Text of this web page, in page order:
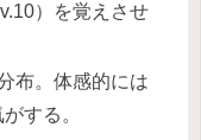
）を覚えさせ
布。体感的には
する。